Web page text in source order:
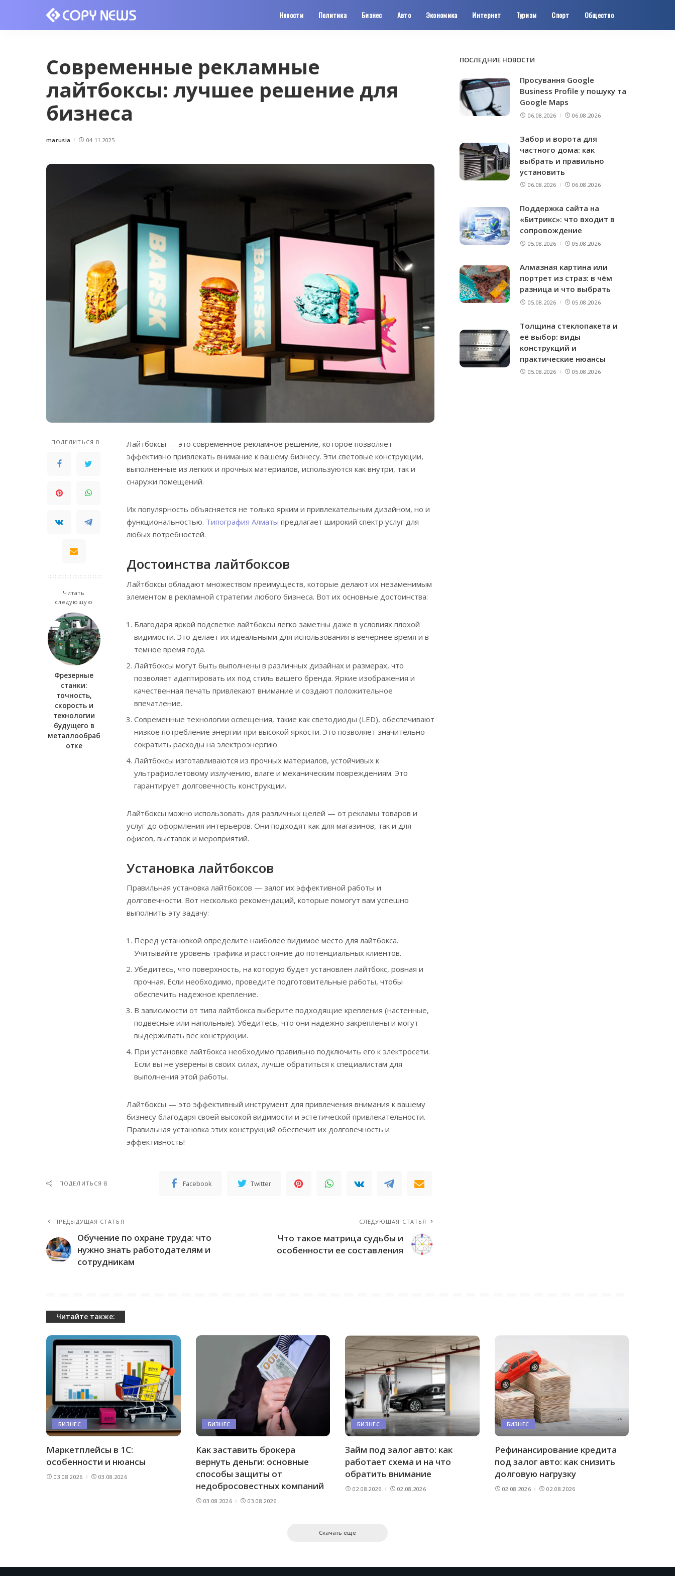
Новости Политика Бизнес Авто Экономика Интернет Туризм Спорт Общество
Современные рекламные
лайтбоксы: лучшее решение для
бизнеса
Posted
marusia 04.11.2025
ПОДЕЛИТЬСЯ В
Читать
следующую
Фрезерные
станки:
точность,
скорость и
технологии
будущего в
металлообраб
отке
Лайтбоксы — это современное рекламное решение, которое позволяет
эффективно привлекать внимание к вашему бизнесу. Эти световые конструкции,
выполненные из легких и прочных материалов, используются как внутри, так и
снаружи помещений.
Их популярность объясняется не только ярким и привлекательным дизайном, но и
функциональностью. Типография Алматы предлагает широкий спектр услуг для
любых потребностей.
Достоинства лайтбоксов
Лайтбоксы обладают множеством преимуществ, которые делают их незаменимым
элементом в рекламной стратегии любого бизнеса. Вот их основные достоинства:
Благодаря яркой подсветке лайтбоксы легко заметны даже в условиях плохой
видимости. Это делает их идеальными для использования в вечернее время и в
темное время года.
Лайтбоксы могут быть выполнены в различных дизайнах и размерах, что
позволяет адаптировать их под стиль вашего бренда. Яркие изображения и
качественная печать привлекают внимание и создают положительное
впечатление.
Современные технологии освещения, такие как светодиоды (LED), обеспечивают
низкое потребление энергии при высокой яркости. Это позволяет значительно
сократить расходы на электроэнергию.
Лайтбоксы изготавливаются из прочных материалов, устойчивых к
ультрафиолетовому излучению, влаге и механическим повреждениям. Это
гарантирует долговечность конструкции.
Лайтбоксы можно использовать для различных целей — от рекламы товаров и
услуг до оформления интерьеров. Они подходят как для магазинов, так и для
офисов, выставок и мероприятий.
Установка лайтбоксов
Правильная установка лайтбоксов — залог их эффективной работы и
долговечности. Вот несколько рекомендаций, которые помогут вам успешно
выполнить эту задачу:
Перед установкой определите наиболее видимое место для лайтбокса.
Учитывайте уровень трафика и расстояние до потенциальных клиентов.
Убедитесь, что поверхность, на которую будет установлен лайтбокс, ровная и
прочная. Если необходимо, проведите подготовительные работы, чтобы
обеспечить надежное крепление.
В зависимости от типа лайтбокса выберите подходящие крепления (настенные,
подвесные или напольные). Убедитесь, что они надежно закреплены и могут
выдерживать вес конструкции.
При установке лайтбокса необходимо правильно подключить его к электросети.
Если вы не уверены в своих силах, лучше обратиться к специалистам для
выполнения этой работы.
Лайтбоксы — это эффективный инструмент для привлечения внимания к вашему
бизнесу благодаря своей высокой видимости и эстетической привлекательности.
Правильная установка этих конструкций обеспечит их долговечность и
эффективность!
ПОДЕЛИТЬСЯ В Facebook Twitter
ПРЕДЫДУЩАЯ СТАТЬЯ
Обучение по охране труда: что
нужно знать работодателям и
сотрудникам
СЛЕДУЮЩАЯ СТАТЬЯ
Что такое матрица судьбы и
особенности ее составления
ПОСЛЕДНИЕ НОВОСТИ
Просування Google
Business Profile у пошуку та
Google Maps
06.08.2026 06.08.2026
Забор и ворота для
частного дома: как
выбрать и правильно
установить
06.08.2026 06.08.2026
Поддержка сайта на
«Битрикс»: что входит в
сопровождение
05.08.2026 05.08.2026
Алмазная картина или
портрет из страз: в чём
разница и что выбрать
05.08.2026 05.08.2026
Толщина стеклопакета и
её выбор: виды
конструкций и
практические нюансы
05.08.2026 05.08.2026
Читайте также:
БИЗНЕС
Маркетплейсы в 1С:
особенности и нюансы
03.08.2026 03.08.2026
БИЗНЕС
Как заставить брокера
вернуть деньги: основные
способы защиты от
недобросовестных компаний
03.08.2026 03.08.2026
БИЗНЕС
Займ под залог авто: как
работает схема и на что
обратить внимание
02.08.2026 02.08.2026
БИЗНЕС
Рефинансирование кредита
под залог авто: как снизить
долговую нагрузку
02.08.2026 02.08.2026
Скачать еще